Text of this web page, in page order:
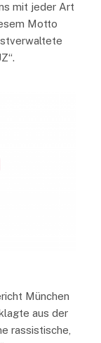
mit jeder Art
Motto
München
aus der
rassistische,